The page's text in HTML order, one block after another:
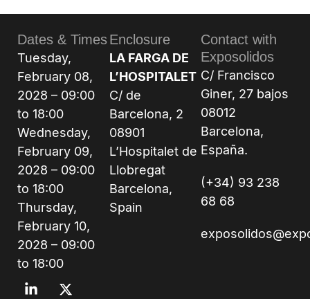
Dates & Times
Tuesday,
February 08,
2028 – 09:00
to 18:00
Wednesday,
February 09,
2028 – 09:00
to 18:00
Thursday,
February 10,
2028 – 09:00
to 18:00
Enclosure
LA FARGA DE
L’HOSPITALET
C/ de
Barcelona, 2
08901
L’Hospitalet de
Llobregat
Barcelona,
Spain
Contact with
Exposolidos
C/ Francisco
Giner, 27 bajos
08012
Barcelona,
España.
(+34) 93 238
68 68